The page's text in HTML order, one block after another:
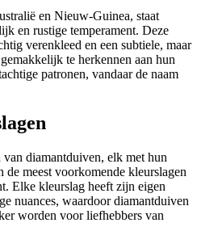
en Nieuw-Guinea, staat
en rustige temperament. Deze
verenkleed en een subtiele, maar
te herkennen aan hun
patronen, vandaar de naam
diamantduiven, elk met hun
meest voorkomende kleurslagen
Elke kleurslag heeft zijn eigen
nuances, waardoor diamantduiven
worden voor liefhebbers van